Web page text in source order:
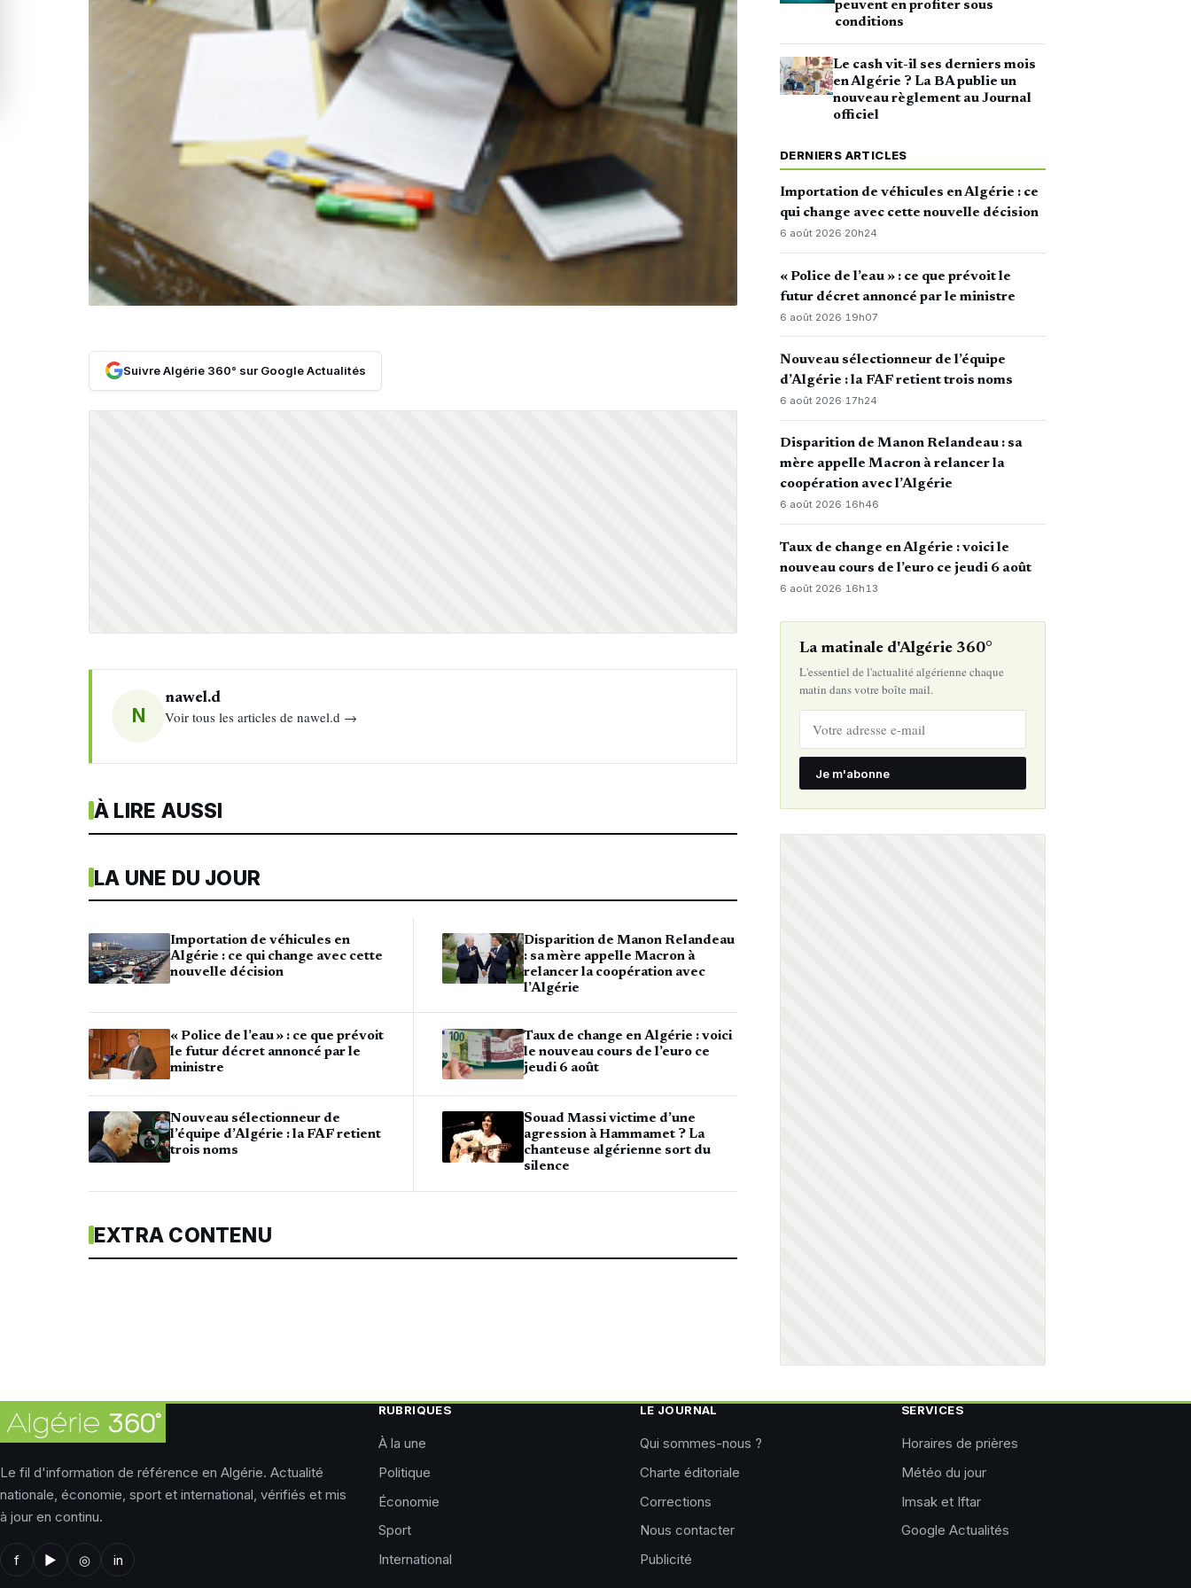
Suivre Algérie 360° sur Google Actualités
N
nawel.d
Voir tous les articles de nawel.d →
À LIRE AUSSI
LA UNE DU JOUR
Importation de véhicules en
Algérie : ce qui change avec cette
nouvelle décision
« Police de l’eau » : ce que prévoit
le futur décret annoncé par le
ministre
Nouveau sélectionneur de
l’équipe d’Algérie : la FAF retient
trois noms
Disparition de Manon Relandeau
: sa mère appelle Macron à
relancer la coopération avec
l’Algérie
Taux de change en Algérie : voici
le nouveau cours de l’euro ce
jeudi 6 août
Souad Massi victime d’une
agression à Hammamet ? La
chanteuse algérienne sort du
silence
EXTRA CONTENU
peuvent en profiter sous
conditions
Le cash vit-il ses derniers mois
en Algérie ? La BA publie un
nouveau règlement au Journal
officiel
DERNIERS ARTICLES
Importation de véhicules en Algérie : ce
qui change avec cette nouvelle décision
6 août 2026·20h24
« Police de l’eau » : ce que prévoit le
futur décret annoncé par le ministre
6 août 2026· 19h07
Nouveau sélectionneur de l’équipe
d’Algérie : la FAF retient trois noms
6 août 2026·17h24
Disparition de Manon Relandeau : sa
mère appelle Macron à relancer la
coopération avec l’Algérie
6 août 2026·16h46
Taux de change en Algérie : voici le
nouveau cours de l’euro ce jeudi 6 août
6 août 2026· 16h13
La matinale d'Algérie 360°
L'essentiel de l'actualité algérienne chaque
matin dans votre boîte mail.
Je m'abonne
Le fil d'information de référence en Algérie. Actualité
nationale, économie, sport et international, vérifiés et mis
à jour en continu.
f ▶ ◎ in
RUBRIQUES
À la une
Politique
Économie
Sport
International
LE JOURNAL
Qui sommes-nous ?
Charte éditoriale
Corrections
Nous contacter
Publicité
SERVICES
Horaires de prières
Météo du jour
Imsak et Iftar
Google Actualités